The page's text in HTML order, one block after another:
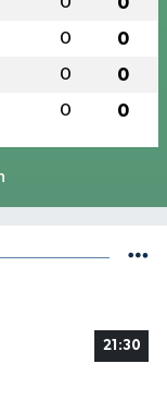
0 0
0 0
0 0
21:30